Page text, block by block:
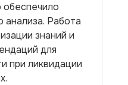
обеспечило
анализа. Работа
знаний и
для
при ликвидации